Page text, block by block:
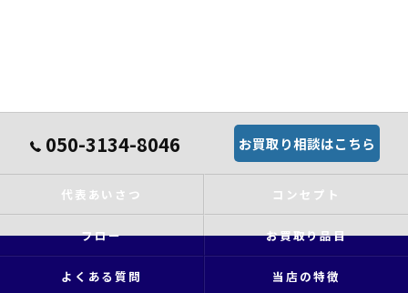
050-3134-8046 お買取り相談はこちら
代表あいさつ コンセプト
フロー お買取り品目
よくある質問 当店の特徴